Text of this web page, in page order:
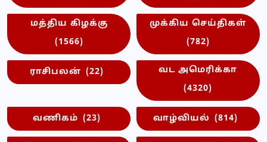
மத்திய கிழக்கு
(1566)
முக்கிய செய்திகள்
(782)
ராசிபலன் (22)
வட அமெரிக்கா
(4320)
வணிகம் (23) வாழ்வியல் (814)